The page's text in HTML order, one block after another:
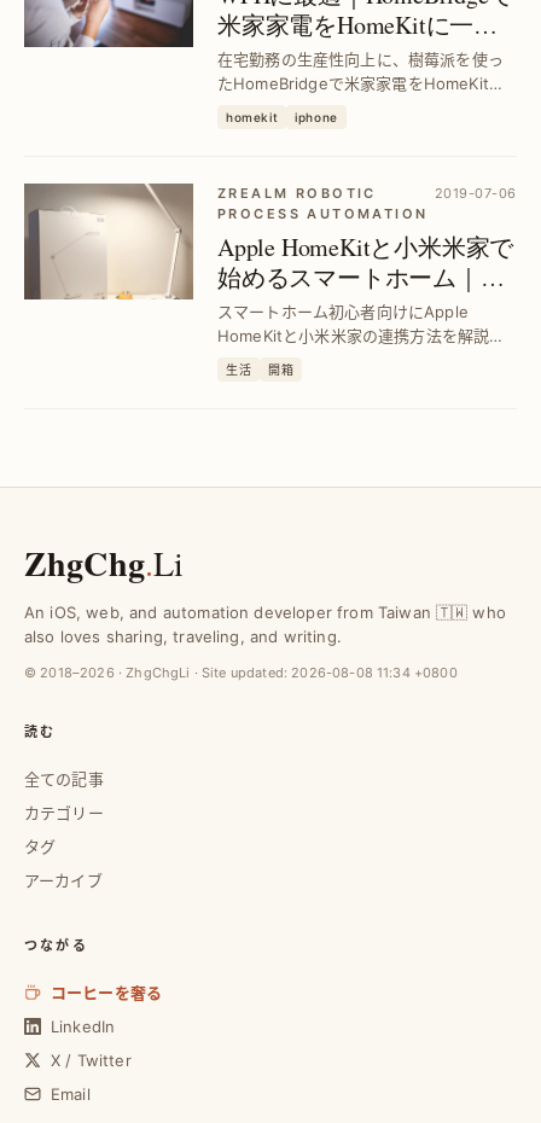
米家家電をHomeKitに一括
連携し快適スマートホーム
実現
在宅勤務の生産性向上に、樹莓派を使っ
たHomeBridgeで米家家電をHomeKitに
り、快適なスマートホーム環境を構築し
homekit iphone
ZREALM ROBOTIC
PROCESS AUTOMATION
2019-07-06
Apple HomeKitと小米米家で
始めるスマートホーム｜設
定と活用ガイド
スマートホーム初心者向けにApple
HomeKitと小米米家の連携方法を解説。
米家スマートカメラとスマートライトの
生活 開箱
ZhgChg.Li
An iOS, web, and automation developer from Taiwan 🇹🇼 who
also loves sharing, traveling, and writing.
© 2018–2026 · ZhgChgLi · Site updated: 2026-08-08 11:34 +0800
読む
全ての記事
カテゴリー
タグ
アーカイブ
つながる
コーヒーを奢る
LinkedIn
X / Twitter
Email